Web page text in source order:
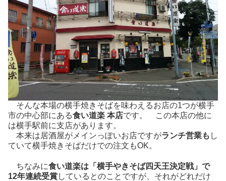
そんな本場の横手焼きそばを味わえるお店の1つが横手
市の中心部にある食い道楽 本店です。 この本店の他に
は横手駅前に支店があります。
本来は居酒屋がメインっぽいお店ですがランチ営業も し
ていて横手焼きそばだけでの注文もOK。
ちなみに食い道楽は「横手やきそば四天王決定戦」で
12年連続受賞しているとのことですが、それがどれだけ